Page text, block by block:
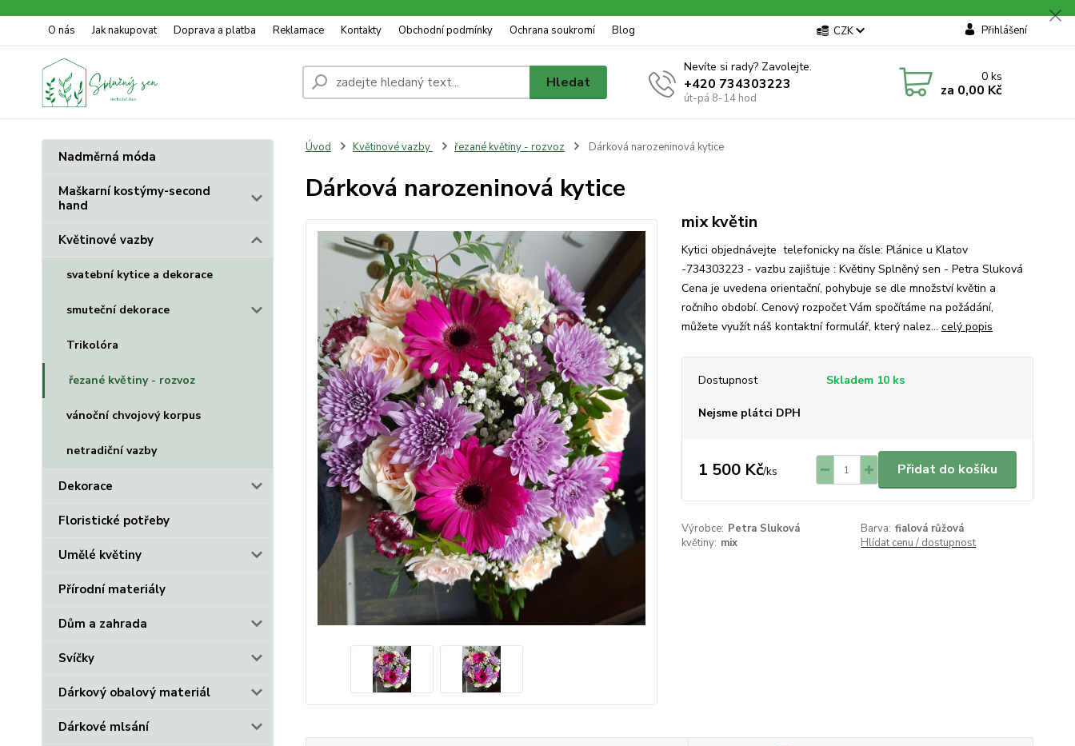
O nás Jak nakupovat Doprava a platba Reklamace Kontakty Obchodní podmínky Ochrana soukromí Blog CZK Přihlášení
Hledat
Nevíte si rady? Zavolejte.
+420 734303223
út-pá 8-14 hod
0ks
za 0,00 Kč
Nadměrná móda
Maškarní kostýmy-second
hand
Květinové vazby
svatební kytice a dekorace
smuteční dekorace
Trikolóra
řezané květiny - rozvoz
vánoční chvojový korpus
netradiční vazby
Dekorace
Floristické potřeby
Umělé květiny
Přírodní materiály
Dům a zahrada
Svíčky
Dárkový obalový materiál
Dárkové mlsání
Úvod Květinové vazby řezané květiny - rozvoz Dárková narozeninová kytice
Dárková narozeninová kytice
mix květin
Kytici objednávejte telefonicky na čísle: Plánice u Klatov
-734303223 - vazbu zajištuje : Květiny Splněný sen - Petra Sluková
Cena je uvedena orientační, pohybuje se dle množství květin a
ročního období. Cenový rozpočet Vám spočítáme na požádání,
můžete využít náš kontaktní formulář, který nalez... celý popis
Dostupnost Skladem 10 ks
Nejsme plátci DPH
1 500 Kč/ks Přidat do košíku
Výrobce: Petra Sluková Barva: fialová růžová
květiny: mix Hlídat cenu / dostupnost